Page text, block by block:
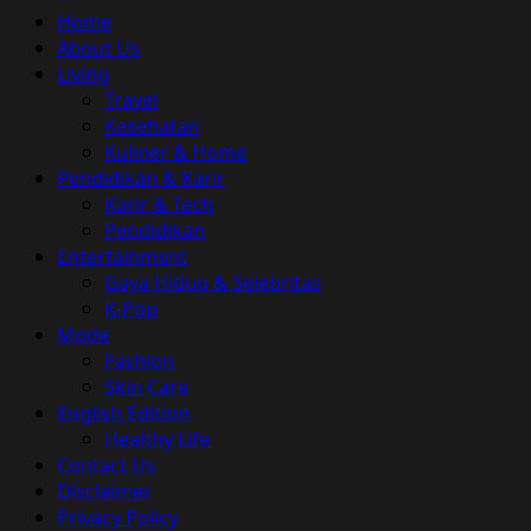
Primary
Menu
Home
About Us
Living
Travel
Kesehatan
Kuliner & Home
Pendidikan & Karir
Karir & Tech
Pendidikan
Entertainment
Gaya Hidup & Selebritas
K-Pop
Mode
Fashion
Skin Care
English Edition
Healthy Life
Contact Us
Disclaimer
Privacy Policy